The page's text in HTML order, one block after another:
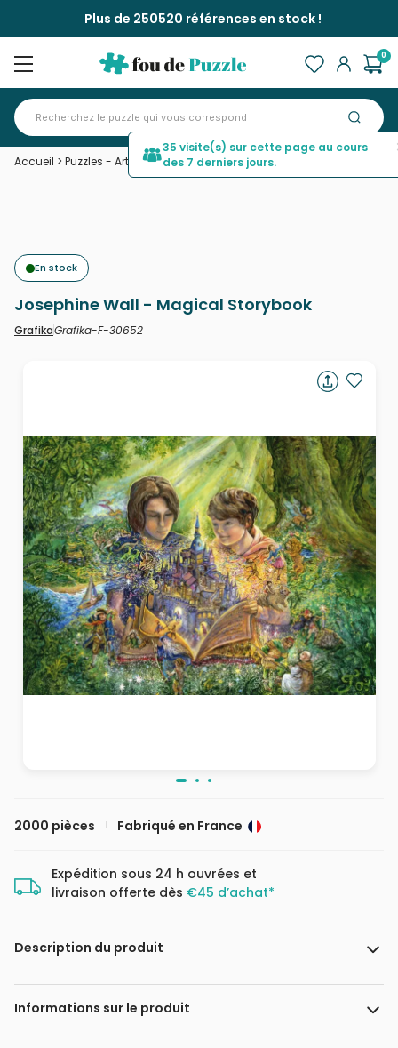
Plus de 250520 références en stock !
0
Accueil > Puzzles - Art Josephine Wall - Magical Storybook
En stock
Josephine Wall - Magical Storybook
GrafikaGrafika-F-30652
2000 pièces Fabriqué en France
Expédition sous 24 h ouvrées et
livraison offerte dès €45 d’achat*
Description du produit
Josephine Wall. www.josephinewall.com
Informations sur le produit
35 visite(s) sur cette page au cours
des 7 derniers jours.